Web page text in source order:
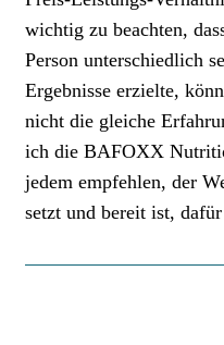
wichtig zu beachten,
Person unterschiedlich
Ergebnisse erzielte,
nicht die gleiche
ich die BAFOXX
jedem empfehlen, der
setzt und bereit ist,